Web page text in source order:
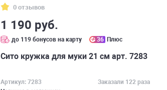
0 отзывов
1 190 руб.
до 119 бонусов на карту 36 Плюс
Сито кружка для муки 21 см арт. 7283
Артикул: 7283
Заказали 122 раза